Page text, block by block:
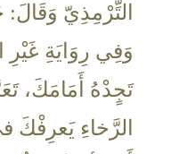
التِّرْمِذِيّ
وَفِي رِوَايَةِ غَيْرِ
تَجٍدْهُ أَمَامَكَ،
الرَّخاءِ يَعرِفْكَ